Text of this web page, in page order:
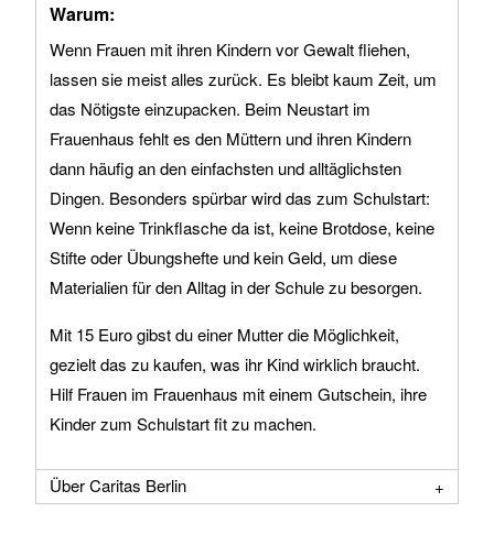
Warum:
Wenn Frauen mit ihren Kindern vor Gewalt fliehen,
lassen sie meist alles zurück. Es bleibt kaum Zeit, um
das Nötigste einzupacken. Beim Neustart im
Frauenhaus fehlt es den Müttern und ihren Kindern
dann häufig an den einfachsten und alltäglichsten
Dingen. Besonders spürbar wird das zum Schulstart:
Wenn keine Trinkflasche da ist, keine Brotdose, keine
Stifte oder Übungshefte und kein Geld, um diese
Materialien für den Alltag in der Schule zu besorgen.
Mit 15 Euro gibst du einer Mutter die Möglichkeit,
gezielt das zu kaufen, was ihr Kind wirklich braucht.
Hilf Frauen im Frauenhaus mit einem Gutschein, ihre
Kinder zum Schulstart fit zu machen.
Über Caritas Berlin